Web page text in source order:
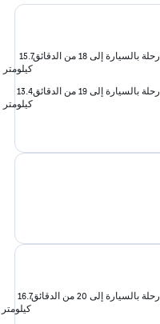
رحلة بالسيارة إلى 18 من الدقائق
15.7
كيلومتر
رحلة بالسيارة إلى 19 من الدقائق
13.4
كيلومتر
رحلة بالسيارة إلى 20 من الدقائق
16.7
كيلومتر